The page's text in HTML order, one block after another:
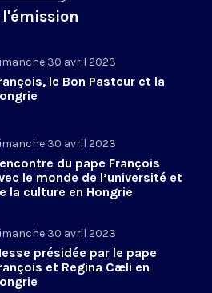
30 avril 2023
le Bon Pasteur et la
30 avril 2023
du pape François
le monde de l’université et
la culture en Hongrie
30 avril 2023
présidée par le pape
et Regina Cæli en